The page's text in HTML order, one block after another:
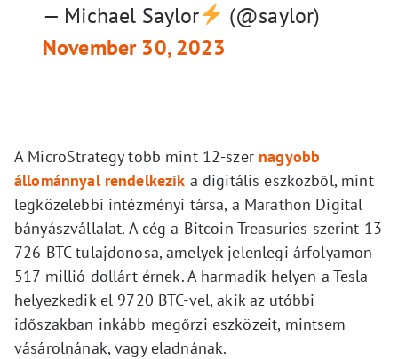
— Michael Saylor
(@saylor)
November 30, 2023
A MicroStrategy több mint 12-szer nagyobb
állománnyal rendelkezik a digitális eszközből, mint
legközelebbi intézményi társa, a Marathon Digital
bányászvállalat. A cég a Bitcoin Treasuries szerint 13
726 BTC tulajdonosa, amelyek jelenlegi árfolyamon
517 millió dollárt érnek. A harmadik helyen a Tesla
helyezkedik el 9720 BTC-vel, akik az utóbbi
időszakban inkább megőrzi eszközeit, mintsem
vásárolnának, vagy eladnának.